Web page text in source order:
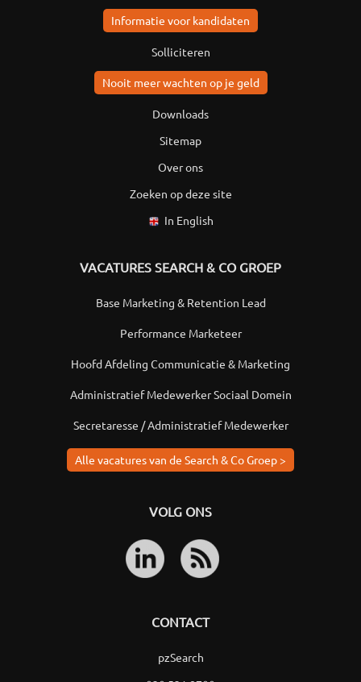
Informatie voor kandidaten
Solliciteren
Nooit meer wachten op je geld
Downloads
Sitemap
Over ons
Zoeken op deze site
In English
VACATURES SEARCH & CO GROEP
Base Marketing & Retention Lead
Performance Marketeer
Hoofd Afdeling Communicatie & Marketing
Administratief Medewerker Sociaal Domein
Secretaresse / Administratief Medewerker
Alle vacatures van de Search & Co Groep >
VOLG ONS
CONTACT
pzSearch